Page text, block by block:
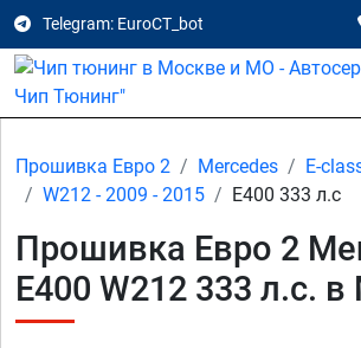
Telegram: EuroCT_bot
Прошивка Евро 2 Mercedes
E-
W212 - 2009 - 2015
E400 333 л.с
Прошивка Евро 2
E400 W212 333 л.с.